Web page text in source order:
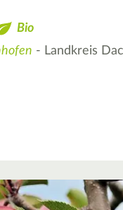
Bio
- Landkreis